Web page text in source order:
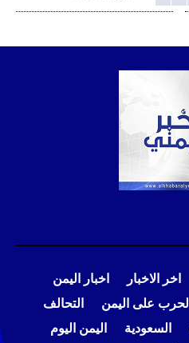
اخر الاخبار
اخبار اليمن
الحرب على اليمن
التحالف
السعودية
اليمن اليوم